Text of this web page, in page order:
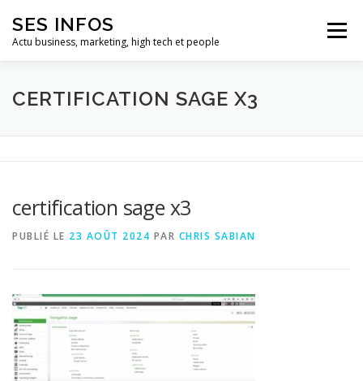
contenu
SES INFOS
Actu business, marketing, high tech et people
Menu
BUSINESS MARKETING
CERTIFICATION SAGE X3
certification sage x3
PUBLIÉ LE 23 AOÛT 2024 PAR CHRIS SABIAN